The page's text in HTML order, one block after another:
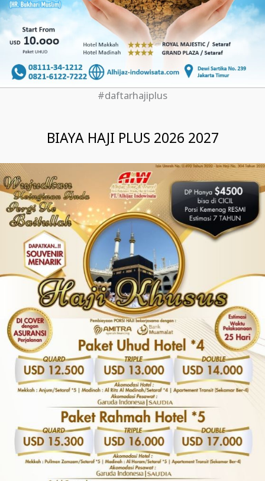
#daftarhajiplus
BIAYA HAJI PLUS 2026 2027